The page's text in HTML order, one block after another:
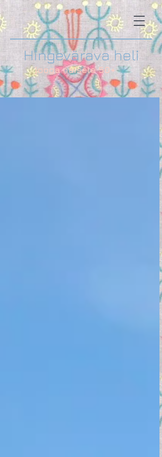
Hingevärava heli
jooga naisele 50+